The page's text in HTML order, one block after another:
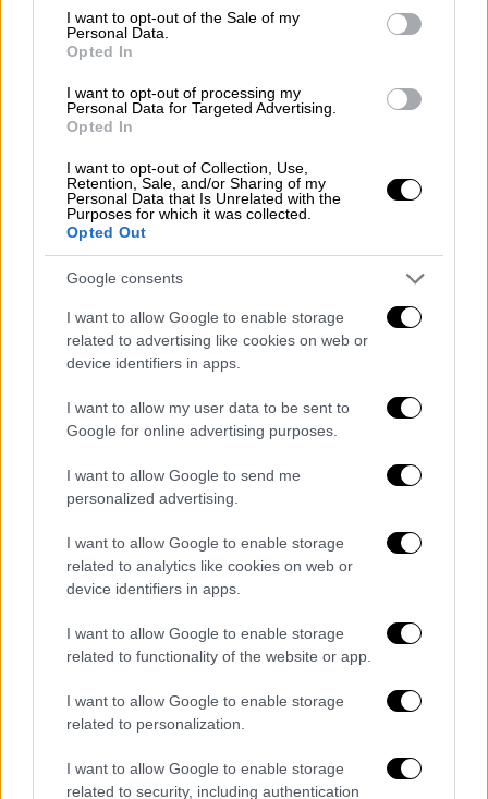
consent section.
I want to opt-out of the Sale of my
Personal Data.
Opted In
I want to opt-out of processing my
Personal Data for Targeted Advertising.
Opted In
I want to opt-out of Collection, Use,
Retention, Sale, and/or Sharing of my
Personal Data that Is Unrelated with the
Purposes for which it was collected.
Opted Out
Google consents
I want to allow Google to enable storage
related to advertising like cookies on web or
device identifiers in apps.
I want to allow my user data to be sent to
Google for online advertising purposes.
I want to allow Google to send me
personalized advertising.
I want to allow Google to enable storage
related to analytics like cookies on web or
device identifiers in apps.
I want to allow Google to enable storage
related to functionality of the website or app.
I want to allow Google to enable storage
related to personalization.
I want to allow Google to enable storage
related to security, including authentication
ΑΑΔΕ: Με τη βοήθεια της τεχνολογίας
σφίγγει ο κλοιός γύρω από τους
φοροφυγάδες - 24.193 καταγγελίες στο
apodixi
χρησιμοποιούνται πολλά πολύτιμα
εργαλεία, όπως το Appodixi, το ElenxisLive, η
επέκταση των POS σε όλη την οικονομική
δραστηριότητα και η διασύνδεση των
ταμειακών μηχανών με το Taxis και το
myData για την καταπολέμηση της
φοροδιαφυγής
Οικονομία|11.07.2022 19:19
αυτόματη διαβίβαση των δεδομένων